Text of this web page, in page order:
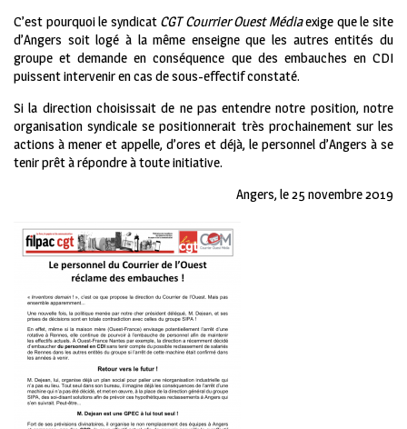
C’est pourquoi le syndicat CGT Courrier Ouest Médiaexige que le site
d’Angers soit logé à la même enseigne que les autres entités du
groupe et demande en conséquence que des embauches en CDI
puissent intervenir en cas de sous-effectif constaté.
Si la direction choisissait de ne pas entendre notre position, notre
organisation syndicale se positionnerait très prochainement sur les
actions à mener et appelle, d’ores et déjà, le personnel d’Angers à se
tenir prêt à répondre à toute initiative.
Angers, le 25 novembre 2019